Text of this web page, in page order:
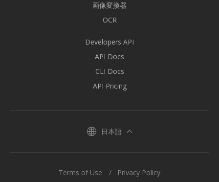
画像変換器
OCR
Developers API
API Docs
CLI Docs
API Pricing
日本語
Terms of Use Privacy Policy